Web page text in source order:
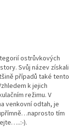
ostrůvkových
Svůj název získali
případů také tento
k jejich
režimu. V
venkovní odtah, je
tím
).